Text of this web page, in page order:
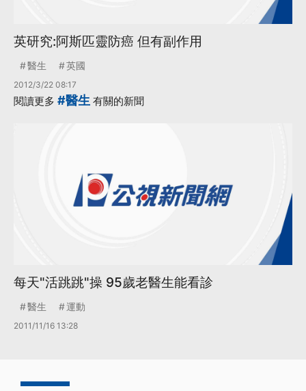
英研究:阿斯匹靈防癌 但有副作用
醫生 英國
2012/3/22 08:17
閱讀更多 #醫生 有關的新聞
每天"活跳跳"操 95歲老醫生能看診
醫生 運動
2011/11/16 13:28